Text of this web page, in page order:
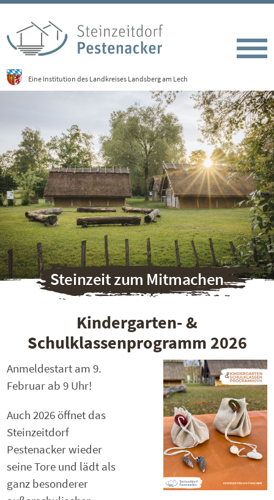
Eine Institution des Landkreises Landsberg am Lech
Steinzeit zum Mitmachen
Kindergarten- &
Schulklassenprogramm 2026
Anmeldestart am 9.
Februar ab 9 Uhr!
Auch 2026 öffnet das
Steinzeitdorf
Pestenacker wieder
seine Tore und lädt als
ganz besonderer